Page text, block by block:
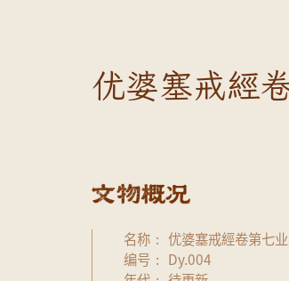
优婆塞戒經
名称
优婆塞戒經卷第七
编号
Dy.004